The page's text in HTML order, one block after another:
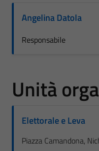
Angelina Datola
Responsabile
Unità
Elettorale e Leva
Piazza Camandona,